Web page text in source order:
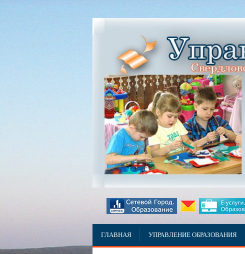
ГЛАВНАЯ УПРАВЛЕНИЕ ОБРАЗОВАНИЯ